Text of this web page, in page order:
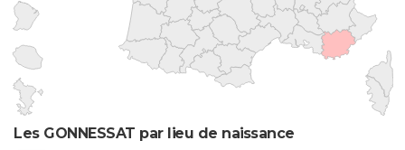
Les GONNESSAT par lieu de naissance